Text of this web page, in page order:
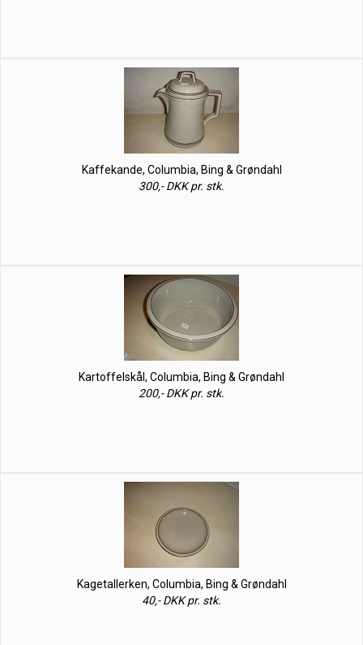
Kaffekande, Columbia, Bing & Grøndahl
300,- DKK pr. stk.
Kartoffelskål, Columbia, Bing & Grøndahl
200,- DKK pr. stk.
Kagetallerken, Columbia, Bing & Grøndahl
40,- DKK pr. stk.